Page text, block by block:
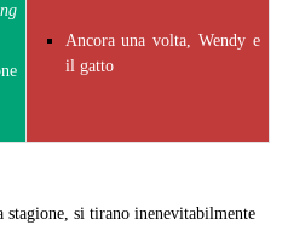
Ancora una volta, Wendy e
il gatto
si tirano inenevitabilmente